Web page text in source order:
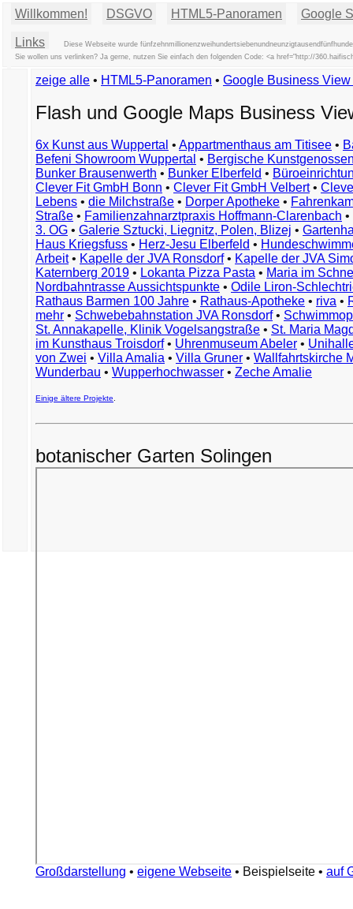
Willkommen! DSGVO HTML5-Panoramen Google
Links
Diese Webseite wurde
Sie wollen uns verlinken? Ja gerne, nutzen Sie einfach den folgenden Code: <a href="http://
zeige alle • HTML5-Panoramen • Google Business
Flash und Google Maps Business
6x Kunst aus Wuppertal • Appartmenthaus am Titisee •
Befeni Showroom Wuppertal • Bergische
Bunker Brausenwerth • Bunker Elberfeld •
Clever Fit GmbH Bonn • Clever Fit GmbH Velbert•
Lebens • die Milchstraße • Dorper Apotheke •
Straße • Familienzahnarztpraxis Hoffmann-Clarenbach •
3. OG • Galerie Sztucki, Liegnitz, Polen, Blizej •
Haus Kriegsfuss • Herz-Jesu Elberfeld •
Arbeit• Kapelle der JVA Ronsdorf• Kapelle der JVA
Katernberg 2019 • Lokanta Pizza Pasta • Maria im
Nordbahntrasse Aussichtspunkte • Odile Liron-
Rathaus Barmen 100 Jahre • Rathaus-Apotheke • riva •
mehr • Schwebebahnstation JVA Ronsdorf•
St. Annakapelle, Klinik Vogelsangstraße • St. Maria
im Kunsthaus Troisdorf• Uhrenmuseum Abeler •
von Zwei • Villa Amalia • Villa Gruner • Wallfahrtskirche
Wunderbau • Wupperhochwasser • Zeche Amalie
Einige ältere Projekte
botanischer Garten Solingen
Großdarstellung • eigene Webseite • Beispielseite • auf